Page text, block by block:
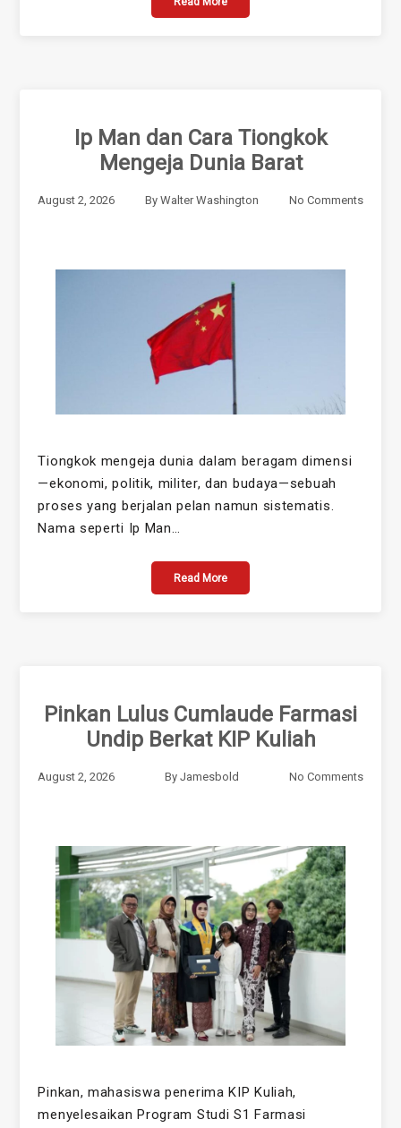
Ip Man dan Cara Tiongkok
Mengeja Dunia Barat
August 2, 2026 By Walter Washington No Comments
Tiongkok mengeja dunia dalam beragam dimensi
—ekonomi, politik, militer, dan budaya—sebuah
proses yang berjalan pelan namun sistematis.
Nama seperti Ip Man…
Read More
Pinkan Lulus Cumlaude Farmasi
Undip Berkat KIP Kuliah
August 2, 2026 By Jamesbold No Comments
Pinkan, mahasiswa penerima KIP Kuliah,
menyelesaikan Program Studi S1 Farmasi